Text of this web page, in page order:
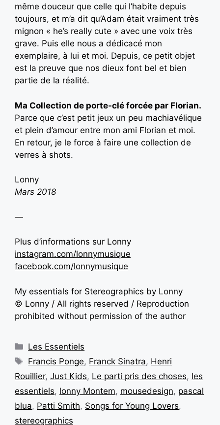
même douceur que celle qui l’habite depuis
toujours, et m’a dit qu’Adam était vraiment très
mignon « he’s really cute » avec une voix très
grave. Puis elle nous a dédicacé mon
exemplaire, à lui et moi. Depuis, ce petit objet
est la preuve que nos dieux font bel et bien
partie de la réalité.
Ma Collection de porte-clé forcée par Florian.
Parce que c’est petit jeux un peu machiavélique
et plein d’amour entre mon ami Florian et moi.
En retour, je le force à faire une collection de
verres à shots.
Lonny
Mars 2018
—
Plus d’informations sur Lonny
instagram.com/lonnymusique
facebook.com/lonnymusique
My essentials for Stereographics by Lonny
© Lonny / All rights reserved / Reproduction
prohibited without permission of the author
Les Essentiels
Francis Ponge, Franck Sinatra, Henri
Rouillier, Just Kids, Le parti pris des choses, les
essentiels, lonny Montem, mousedesign, pascal
blua, Patti Smith, Songs for Young Lovers,
stereographics